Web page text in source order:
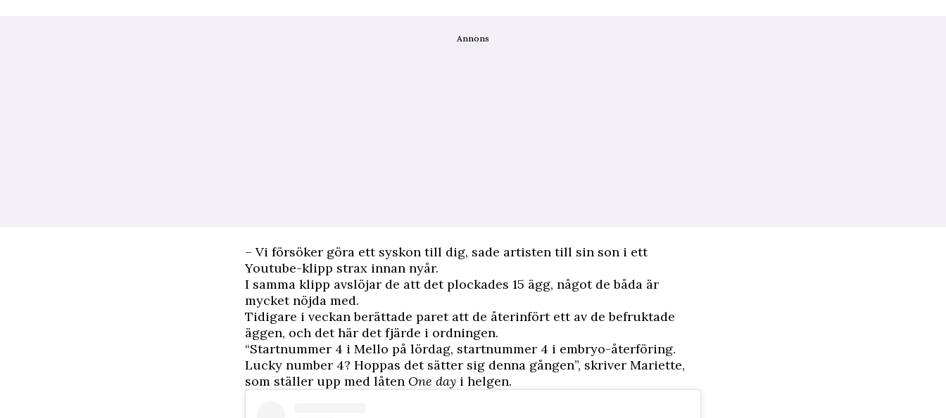
Annons
– Vi försöker göra ett syskon till dig, sade artisten till sin son i ett
Youtube-klipp strax innan nyår.
I samma klipp avslöjar de att det plockades 15 ägg, något de båda är
mycket nöjda med.
Tidigare i veckan berättade paret att de återinfört ett av de befruktade
äggen, och det här det fjärde i ordningen.
“Startnummer 4 i Mello på lördag, startnummer 4 i embryo-återföring.
Lucky number 4? Hoppas det sätter sig denna gången”, skriver Mariette,
som ställer upp med låten One day i helgen.